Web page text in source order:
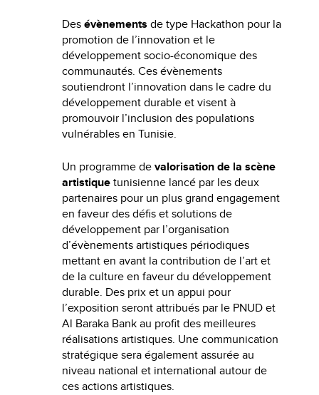
Desévènements de type Hackathon pour la
promotion de l’innovation et le
développement socio-économique des
communautés. Ces évènements
soutiendront l’innovation dans le cadre du
développement durable et visent à
promouvoir l’inclusion des populations
vulnérables en Tunisie.
Un programme devalorisation de la scène
artistiquetunisienne lancé par les deux
partenaires pour un plus grand engagement
en faveur des défis et solutions de
développement par l’organisation
d’évènements artistiques périodiques
mettant en avant la contribution de l’art et
de la culture en faveur du développement
durable. Des prix et un appui pour
l’exposition seront attribués par le PNUD et
Al Baraka Bank au profit des meilleures
réalisations artistiques. Une communication
stratégique sera également assurée au
niveau national et international autour de
ces actions artistiques.